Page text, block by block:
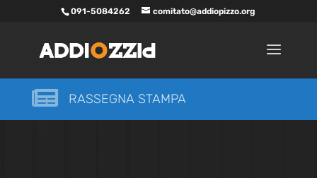
091-5084262 comitato@addiopizzo.org
 RASSEGNA STAMPA